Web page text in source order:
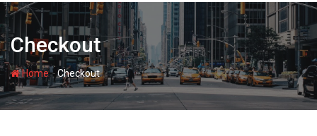
Checkout
Home-Checkout